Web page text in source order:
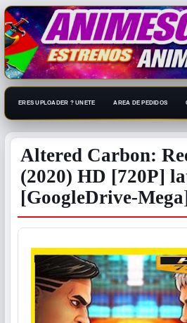
ERES UPLOADER ? UNETE AREA DE PEDIDOS
Altered Carbon:
(2020) HD [720P]
[GoogleDrive-